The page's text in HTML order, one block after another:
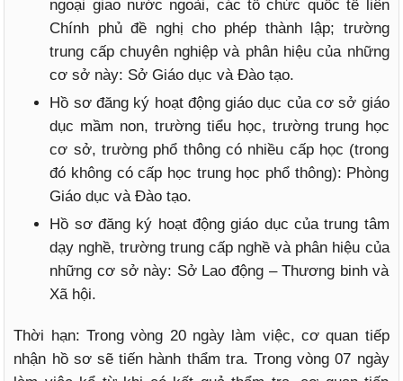
ngoại giao nước ngoài, các tổ chức quốc tế liên
Chính phủ đề nghị cho phép thành lập; trường
trung cấp chuyên nghiệp và phân hiệu của những
cơ sở này: Sở Giáo dục và Đào tạo.
Hồ sơ đăng ký hoạt động giáo dục của cơ sở giáo
dục mầm non, trường tiểu học, trường trung học
cơ sở, trường phổ thông có nhiều cấp học (trong
đó không có cấp học trung học phổ thông): Phòng
Giáo dục và Đào tạo.
Hồ sơ đăng ký hoạt động giáo dục của trung tâm
dạy nghề, trường trung cấp nghề và phân hiệu của
những cơ sở này: Sở Lao động – Thương binh và
Xã hội.
Thời hạn: Trong vòng 20 ngày làm việc, cơ quan tiếp
nhận hồ sơ sẽ tiến hành thẩm tra. Trong vòng 07 ngày